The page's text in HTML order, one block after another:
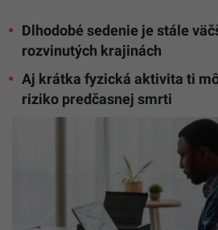
Dlhodobé sedenie je stále
rozvinutých krajinách
Aj krátka fyzická aktivita ti
riziko predčasnej smrti